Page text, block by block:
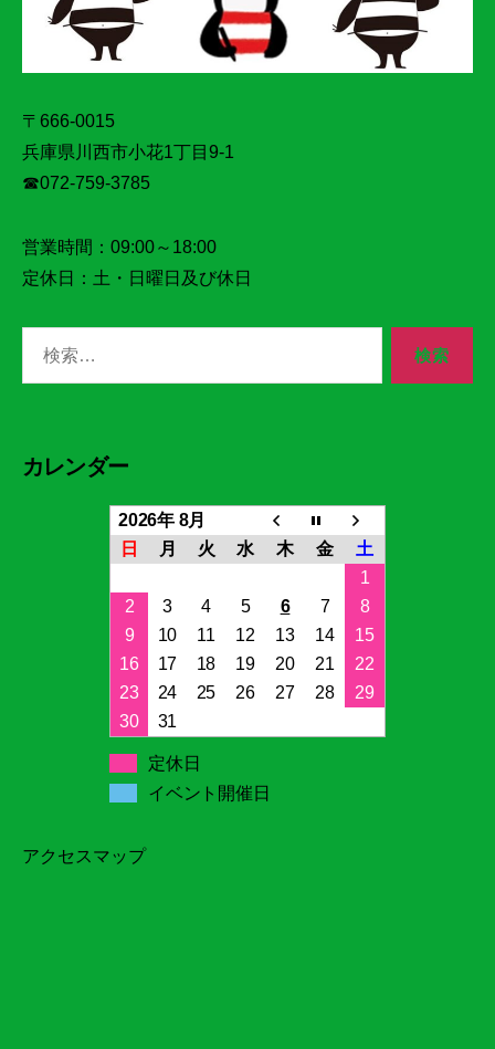
〒666-0015
兵庫県川西市小花1丁目9‐1
☎072‐759‐3785
営業時間：09:00～18:00
定休日：土・日曜日及び休日
対
カレンダー
2026年 8月
日
月 火 水 木 金
土
1
2
3 4 5 6 7
8
9
10 11 12 13 14
15
16
17 18 19 20 21
22
23
24 25 26 27 28
29
30
31
定休日
イベント開催日
アクセスマップ